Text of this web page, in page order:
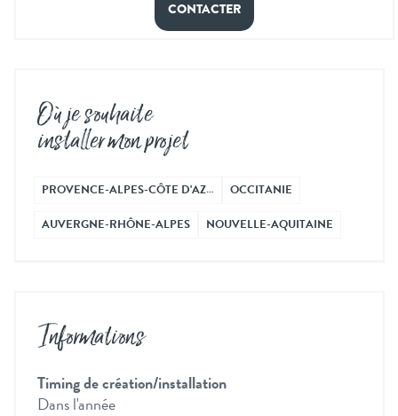
CONTACTER
Où je souhaite
installer mon projet
PROVENCE-ALPES-CÔTE D'AZ…
OCCITANIE
AUVERGNE-RHÔNE-ALPES
NOUVELLE-AQUITAINE
Informations
Timing de création/installation
Dans l'année